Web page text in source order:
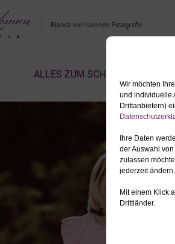
Bianca von Kannen Fotografie
ALLES ZUM SCHLAGWORT: